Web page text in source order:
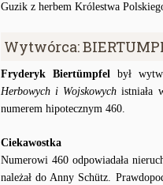
Guzik z herbem Królestwa
Wytwórca:
Fryderyk Biertümpfelbył
Herbowych i Wojskowych istniała
numerem hipotecznym 460.
Ciekawostka
Numerowi 460 odpowiadała
należał do Anny Schütz.